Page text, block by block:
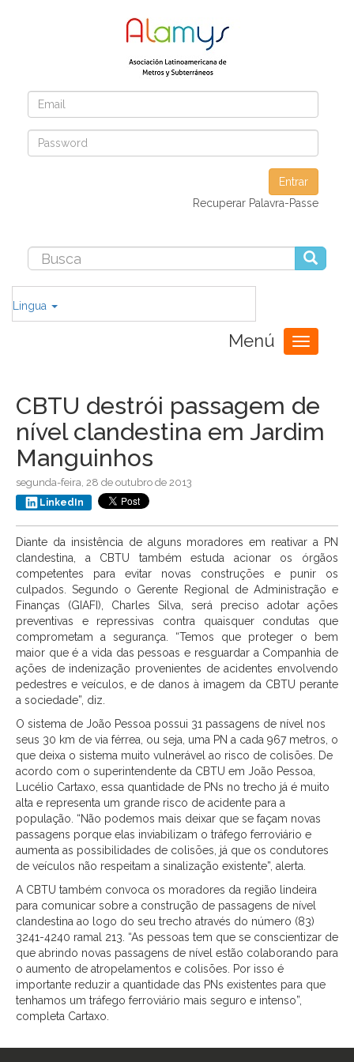
Entrar
Recuperar Palavra-Passe
Lingua
Menú
Toggle
navigation
CBTU destrói passagem de
nível clandestina em Jardim
Manguinhos
segunda-feira, 28 de outubro de 2013
LinkedIn
Diante da insistência de alguns moradores em reativar a PN
clandestina, a CBTU também estuda acionar os órgãos
competentes para evitar novas construções e punir os
culpados. Segundo o Gerente Regional de Administração e
Finanças (GIAFI), Charles Silva, será preciso adotar ações
preventivas e repressivas contra quaisquer condutas que
comprometam a segurança. “Temos que proteger o bem
maior que é a vida das pessoas e resguardar a Companhia de
ações de indenização provenientes de acidentes envolvendo
pedestres e veículos, e de danos à imagem da CBTU perante
a sociedade”, diz.
O sistema de João Pessoa possui 31 passagens de nível nos
seus 30 km de via férrea, ou seja, uma PN a cada 967 metros, o
que deixa o sistema muito vulnerável ao risco de colisões. De
acordo com o superintendente da CBTU em João Pessoa,
Lucélio Cartaxo, essa quantidade de PNs no trecho já é muito
alta e representa um grande risco de acidente para a
população. “Não podemos mais deixar que se façam novas
passagens porque elas inviabilizam o tráfego ferroviário e
aumenta as possibilidades de colisões, já que os condutores
de veículos não respeitam a sinalização existente”, alerta.
A CBTU também convoca os moradores da região lindeira
para comunicar sobre a construção de passagens de nível
clandestina ao logo do seu trecho através do número (83)
3241-4240 ramal 213. “As pessoas tem que se conscientizar de
que abrindo novas passagens de nível estão colaborando para
o aumento de atropelamentos e colisões. Por isso é
importante reduzir a quantidade das PNs existentes para que
tenhamos um tráfego ferroviário mais seguro e intenso”,
completa Cartaxo.